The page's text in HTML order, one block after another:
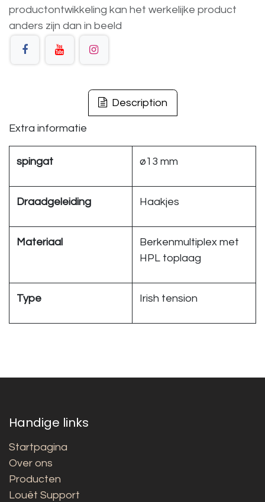
productontwikkeling kan het werkelijke product
anders zijn dan in beeld
Description
Extra informatie
spingat ø13 mm
Draadgeleiding Haakjes
Materiaal
Berkenmultiplex met
HPL toplaag
Type Irish tension
Handige links
Startpagina
Over ons
Producten
Louët Support